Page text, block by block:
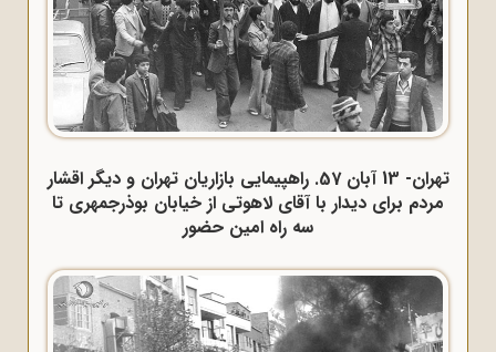
تهران- 13 آبان 57. راهپیمایی بازاریان تهران و دیگر اقشار
مردم برای دیدار با آقای لاهوتی از خیابان بوذرجمهری تا
سه راه امین حضور